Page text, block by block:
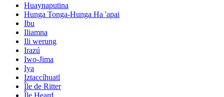
Huaynaputina
Hunga Tonga-Hunga Ha 'apai
Ibu
Iliamna
Ili werung
Irazú
Iwo-Jima
Iya
Iztaccíhuatl
Île de Ritter